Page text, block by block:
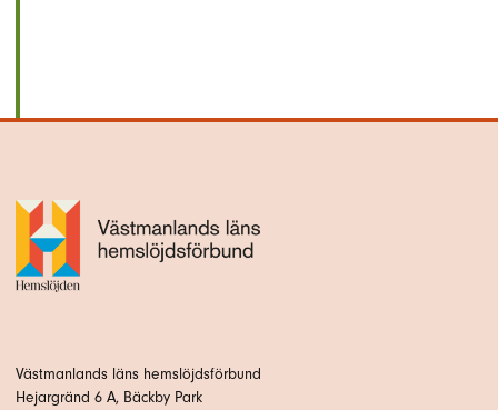
Västmanlands läns hemslöjdsförbund
Hejargränd 6 A, Bäckby Park